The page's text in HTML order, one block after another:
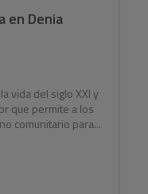
en Denia
vida del siglo XXI y
que permite a los
comunitario para...